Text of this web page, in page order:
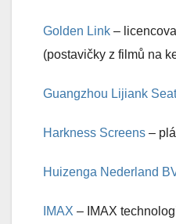
Golden Link –
(postavičky z filmů na
Guangzhou Lijiank
Harkness Screens –
Huizenga Nederland
IMAX – IMAX